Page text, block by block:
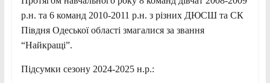
р.н. та 6 команд 2010-2011 р.н. з різних ДЮСШ та СК
Півдня Одеської області змагалися за звання
“Найкращі”.
Підсумки сезону 2024-2025 н.р.: